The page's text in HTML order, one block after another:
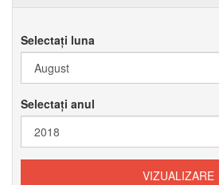
Selectați luna
Selectați anul